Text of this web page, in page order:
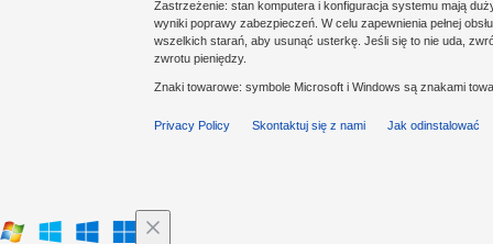
Zastrzeżenie: stan komputera i konfiguracja systemu mają
wyniki poprawy zabezpieczeń. W celu zapewnienia pełnej
wszelkich starań, aby usunąć usterkę. Jeśli się to nie uda,
zwrotu pieniędzy.
Znaki towarowe: symbole Microsoft i Windows są znakami
Privacy Policy Skontaktuj się z nami Jak odinstalować